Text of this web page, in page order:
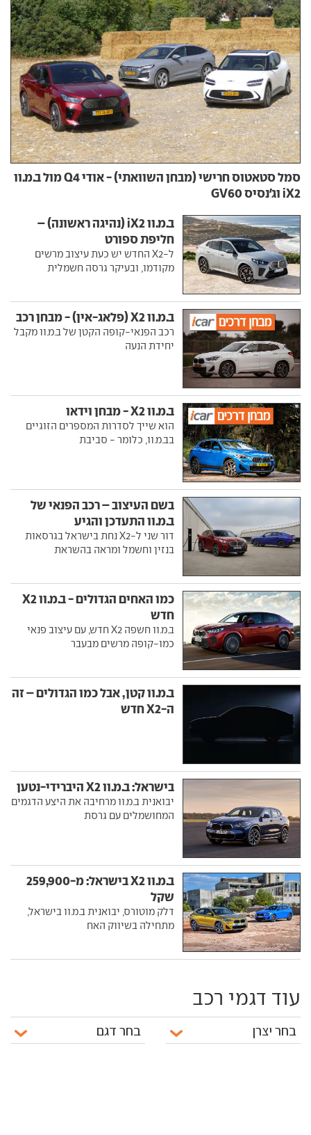
סמל סטאטוס חרישי (מבחן השוואתי) - אודי Q4 מול ב.מ.וו
iX2 וג'נסיס GV60
ב.מ.וו iX2 (נהיגה ראשונה) –
חליפת ספורט
ל-X2 החדש יש כעת עיצוב מרשים
מקודמו, ובעיקר גרסה חשמלית
ב.מ.וו X2 (פלאג-אין) - מבחן רכב
רכב הפנאי-קופה הקטן של ב.מ.וו מקבל
יחידת הנעה
ב.מ.וו X2 - מבחן וידאו
הוא שייך לסדרות המספרים הזוגיים
בב.מ.וו, כלומר - סביבת
בשם העיצוב – רכב הפנאי של
ב.מ.וו התעדכן והגיע
דור שני ל-X2 נחת בישראל בגרסאות
בנזין וחשמל ומראה בהשראת
כמו האחים הגדולים - ב.מ.וו X2
חדש
ב.מ.וו חשפה X2 חדש, עם עיצוב פנאי
כמו-קופה מרשים מבעבר
ב.מ.וו קטן, אבל כמו הגדולים – זה
ה-X2 חדש
בישראל: ב.מ.וו X2 היברידי-נטען
יבואנית ב.מ.וו מרחיבה את היצע הדגמים
המחושמלים עם גרסת
ב.מ.וו X2 בישראל: מ-259,900
שקל
דלק מוטורס, יבואנית ב.מ.וו בישראל,
מתחילה בשיווק האח
עוד דגמי רכב